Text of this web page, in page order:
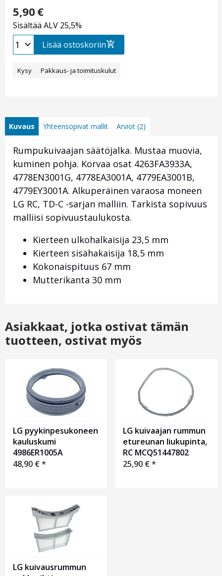
5,90 €
Sisältää ALV 25,5%
Lisää ostoskoriin
Kysy Pakkaus- ja toimituskulut
Kuvaus Yhteensopivat mallit Arviot (2)
Rumpukuivaajan säätöjalka. Mustaa muovia,
kuminen pohja. Korvaa osat 4263FA3933A,
4778EN3001G, 4778EA3001A, 4779EA3001B,
4779EY3001A. Alkuperäinen varaosa moneen
LG RC, TD-C -sarjan malliin. Tarkista sopivuus
malliisi sopivuustaulukosta.
Kierteen ulkohalkaisija 23,5 mm
Kierteen sisähakaisija 18,5 mm
Kokonaispituus 67 mm
Mutterikanta 30 mm
Asiakkaat, jotka ostivat tämän
tuotteen, ostivat myös
LG pyykinpesukoneen
kauluskumi
4986ER1005A
48,90 €*
LG kuivaajan rummun
etureunan liukupinta,
RC MCQ51447802
25,90 €*
LG kuivausrummun